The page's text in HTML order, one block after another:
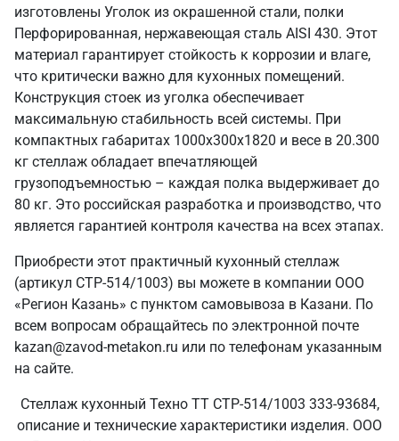
изготовлены Уголок из окрашенной стали, полки
Перфорированная, нержавеющая сталь AISI 430. Этот
материал гарантирует стойкость к коррозии и влаге,
что критически важно для кухонных помещений.
Конструкция стоек из уголка обеспечивает
максимальную стабильность всей системы. При
компактных габаритах 1000х300х1820 и весе в 20.300
кг стеллаж обладает впечатляющей
грузоподъемностью – каждая полка выдерживает до
80 кг. Это российская разработка и производство, что
является гарантией контроля качества на всех этапах.
Приобрести этот практичный кухонный стеллаж
(артикул СТР-514/1003) вы можете в компании ООО
«Регион Казань» с пунктом самовывоза в Казани. По
всем вопросам обращайтесь по электронной почте
kazan@zavod-metakon.ru или по телефонам указанным
на сайте.
Стеллаж кухонный Техно ТТ СТР-514/1003 333-93684,
описание и технические характеристики изделия. ООО